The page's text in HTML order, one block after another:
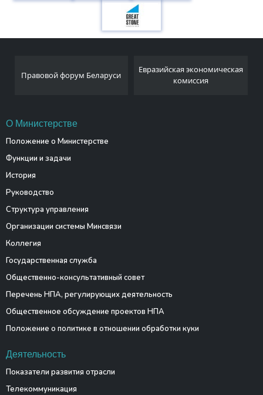
Правовой форум Беларуси
Евразийская экономическая
комиссия
О Министерстве
Положение о Министерстве
Функции и задачи
История
Руководство
Структура управления
Организации системы Минсвязи
Коллегия
Государственная служба
Общественно-консультативный совет
Перечень НПА, регулирующих деятельность
Общественное обсуждение проектов НПА
Положение о политике в отношении обработки куки
Деятельность
Показатели развития отрасли
Телекоммуникация